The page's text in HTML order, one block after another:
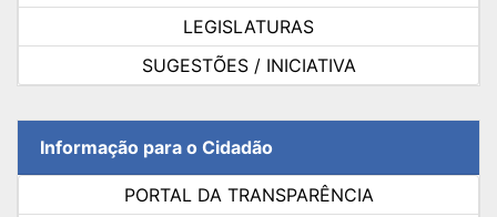
LEGISLATURAS
SUGESTÕES / INICIATIVA
Informação para o Cidadão
PORTAL DA TRANSPARÊNCIA